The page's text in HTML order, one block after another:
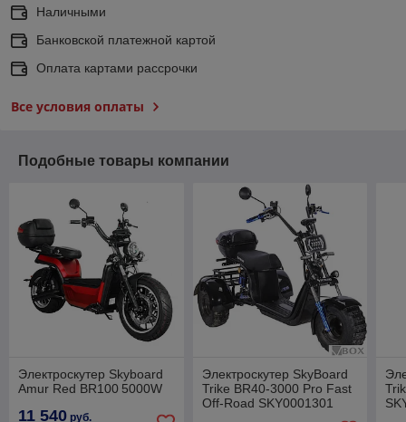
Наличными
Банковской платежной картой
Оплата картами рассрочки
Все условия оплаты
Подобные товары компании
Электроскутер Skyboard
Amur Red BR100 5000W
11 540 руб.
Электроскутер SkyBoard
Trike BR40-3000 Pro Fast
Off-Road SKY0001301